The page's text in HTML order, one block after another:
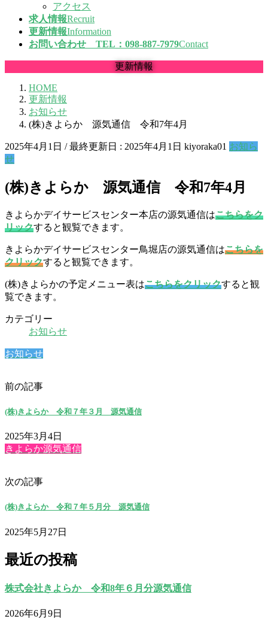
アクセス
求人情報Recruit
更新情報Information
お問い合わせ TEL：098-887-7979Contact
更新情報
HOME
更新情報
お知らせ
(株)きよらか 源気通信 令和7年4月
2025年4月1日 / 最終更新日 : 2025年4月1日 kiyoraka01 お知ら
せ
(株)きよらか 源気通信 令和7年4月
きよらかデイサービスセンター本店の源気通信はこちらをク
リックすると観覧できます。
きよらかデイサービスセンター鳥堀店の源気通信はこちらを
クリックすると観覧できます。
(株)きよらかの予定メニュー表はこちらをクリックすると観
覧できます。
カテゴリー
お知らせ
お知らせ
前の記事
(株)きよらか 令和７年３月 源気通信
2025年3月4日
きよらか源気通信
次の記事
(株)きよらか 令和７年５月分 源気通信
2025年5月27日
最近の投稿
株式会社きよらか 令和8年６月分源気通信
2026年6月9日